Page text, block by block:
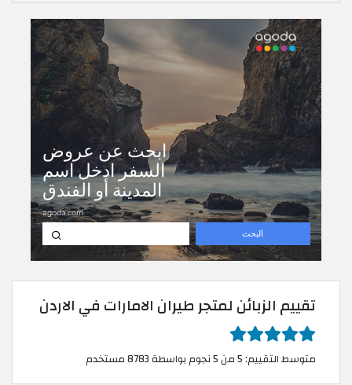
تقييم الزبائن لمتجر طيران الامارات في الاردن
متوسط التقييم: 5 من 5 نجوم بواسطة 8783 مستخدم